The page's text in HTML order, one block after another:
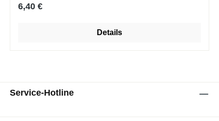
Regulärer Preis:
6,40 €
Details
Service-Hotline